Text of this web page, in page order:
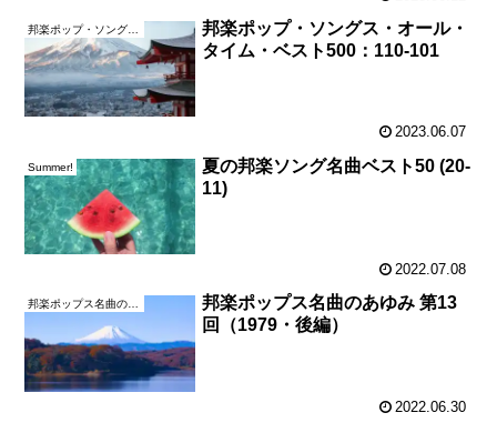
邦楽ポップ・ソングス・オール・
タイム・ベスト500：110-101
2023.06.07
Summer!
夏の邦楽ソング名曲ベスト50 (20-
11)
2022.07.08
邦楽ポップス名曲のあゆみ
邦楽ポップス名曲のあゆみ 第13
回（1979・後編）
2022.06.30